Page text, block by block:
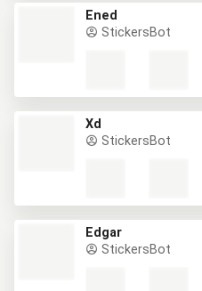
Ened
StickersBot
Xd
StickersBot
Edgar
StickersBot